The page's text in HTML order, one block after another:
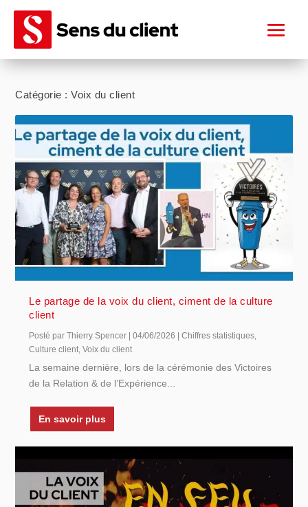
Catégorie :Voix du client
Le partage de la voix du client, ciment de la culture
client
Posté parThierry Spencer |04/06/2026 |Chiffres statistiques,
Culture client,Voix du client
La semaine dernière, lors de la cérémonie des Victoires
de la Relation & de l’Expérience...
En savoir plus